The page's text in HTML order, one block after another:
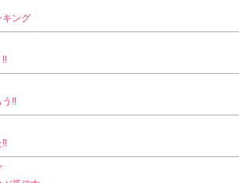
キング
!!
う!!
!!